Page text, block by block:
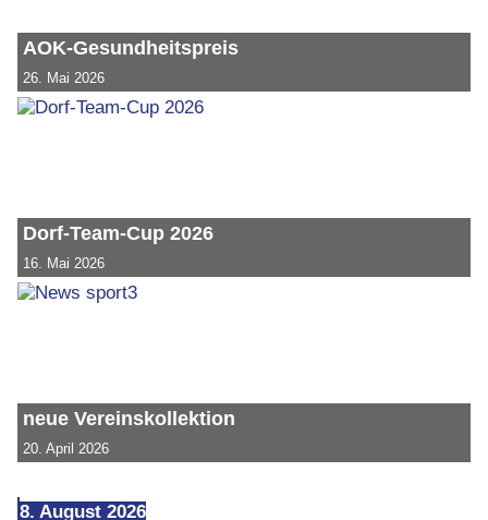
AOK-Gesundheitspreis
26. Mai 2026
Dorf-Team-Cup 2026
16. Mai 2026
neue Vereinskollektion
20. April 2026
8. August 2026